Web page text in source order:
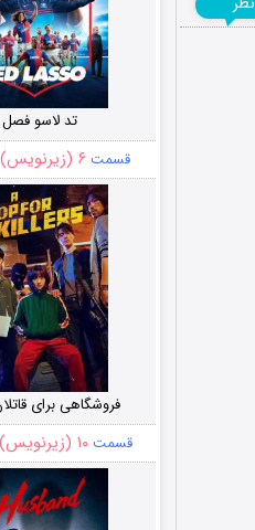
تد لاسو فصل ۴
قسمت ۶ (زیرنویس)
فروشگاهی برای
قسمت۱۰ (زیرنویس)